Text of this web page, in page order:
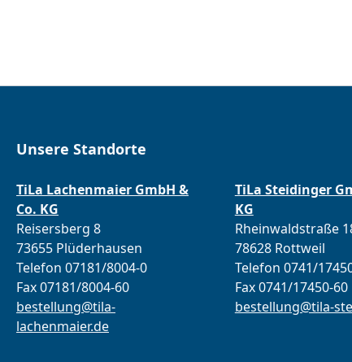
Unsere Standorte
TiLa Lachenmaier GmbH &
Co. KG
Reisersberg 8
73655 Plüderhausen
Telefon 07181/8004-0
Fax 07181/8004-60
bestellung@tila-
lachenmaier.de
TiLa Steidinger
KG
Rheinwaldstraße
78628 Rottweil
Telefon 0741/
Fax 0741/17450-60
bestellung@tila-